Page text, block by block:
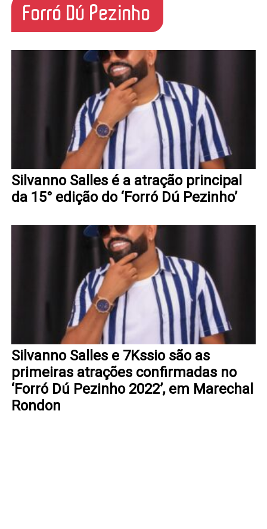
Forró Dú Pezinho
Silvanno Salles é a atração principal
da 15° edição do ‘Forró Dú Pezinho’
Silvanno Salles e 7Kssio são as
primeiras atrações confirmadas no
‘Forró Dú Pezinho 2022’, em Marechal
Rondon